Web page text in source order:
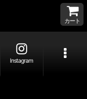
カート
Instagram